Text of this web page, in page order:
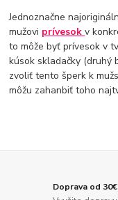
Jednoznačne
mužovi prívesokv
to môže byť prívesok v
kúsok skladačky (druhý
zvoliť tento šperk k
môžu zahanbiť toho
Doprava od